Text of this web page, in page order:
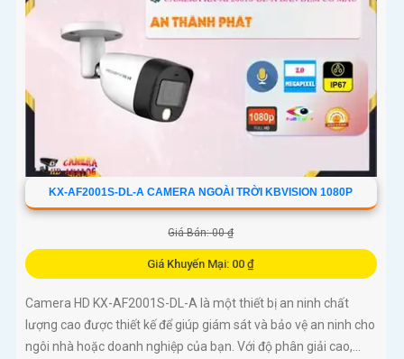
KX-AF2001S-DL-A CAMERA NGOÀI TRỜI KBVISION 1080P
Giá Bán: 00 ₫
Giá Khuyến Mại: 00 ₫
Camera HD KX-AF2001S-DL-A là một thiết bị an ninh chất
lượng cao được thiết kế để giúp giám sát và bảo vệ an ninh cho
ngôi nhà hoặc doanh nghiệp của bạn. Với độ phân giải cao,...